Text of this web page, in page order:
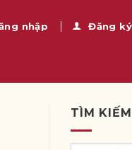
nhập Đăng ký
TÌM KIẾM